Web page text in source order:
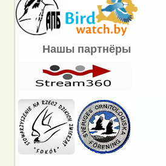
Нашы партнёры